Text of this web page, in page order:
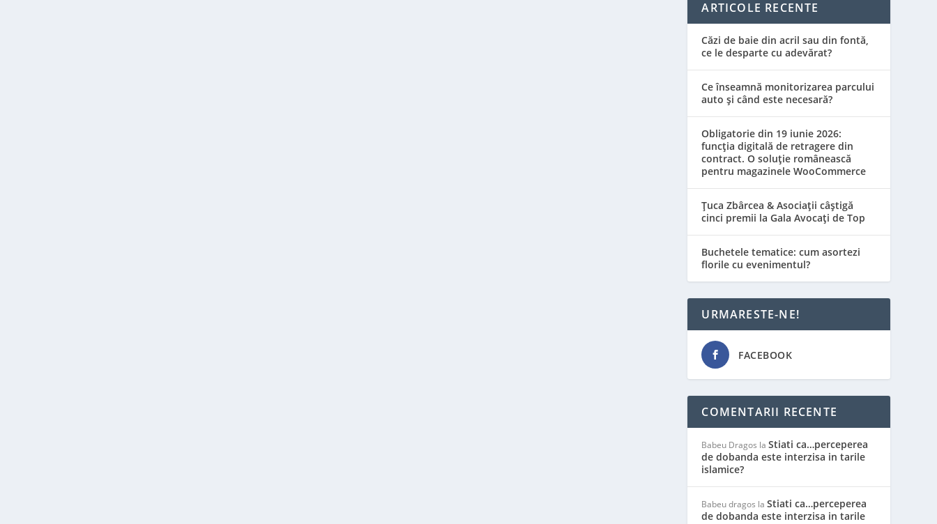
ARTICOLE RECENTE
Căzi de baie din acril sau din fontă,
ce le desparte cu adevărat?
Ce înseamnă monitorizarea parcului
auto și când este necesară?
Obligatorie din 19 iunie 2026:
funcția digitală de retragere din
contract. O soluție românească
pentru magazinele WooCommerce
Țuca Zbârcea & Asociații câștigă
cinci premii la Gala Avocați de Top
Buchetele tematice: cum asortezi
florile cu evenimentul?
URMARESTE-NE!
FACEBOOK
COMENTARII RECENTE
Babeu Dragos laStiati ca…perceperea
de dobanda este interzisa in tarile
islamice?
Babeu dragos laStiati ca…perceperea
de dobanda este interzisa in tarile